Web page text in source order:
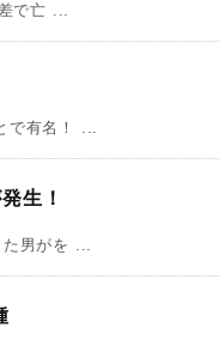
で亡 ...
で有名！ ...
生！
た男がを ...